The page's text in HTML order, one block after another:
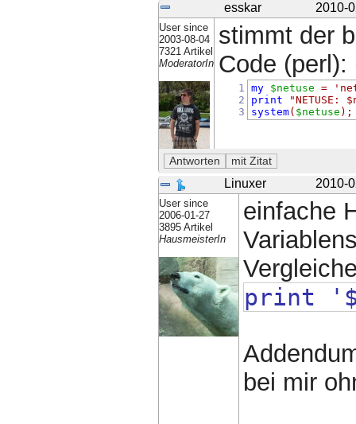
esskar 2010-
User since
2003-08-04
7321 Artikel
ModeratorIn
stimmt der
Code (perl):
1
2
3
my $netuse =
print
"NETUSE:
system( $netuse );
Linuxer 2010-
User since
2006-01-27
3895 Artikel
HausmeisterIn
einfache
print
bei mir